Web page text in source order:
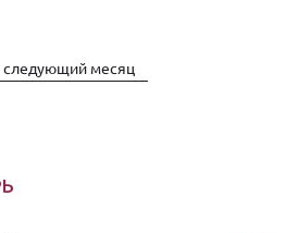
следующий месяц